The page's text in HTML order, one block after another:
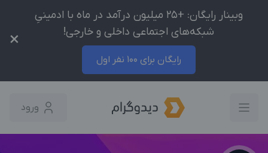
وبینار رایگان: +25 میلیون درآمد در ماه با ادمینیِ
شبکه‌های اجتماعی داخلی و خارجی!
رایگان برای 100 نفر اول
×
ورود